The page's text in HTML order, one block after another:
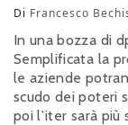
Di Francesco
In una bozza di
Semplificata la
le aziende
scudo dei poteri
poi l’iter sarà